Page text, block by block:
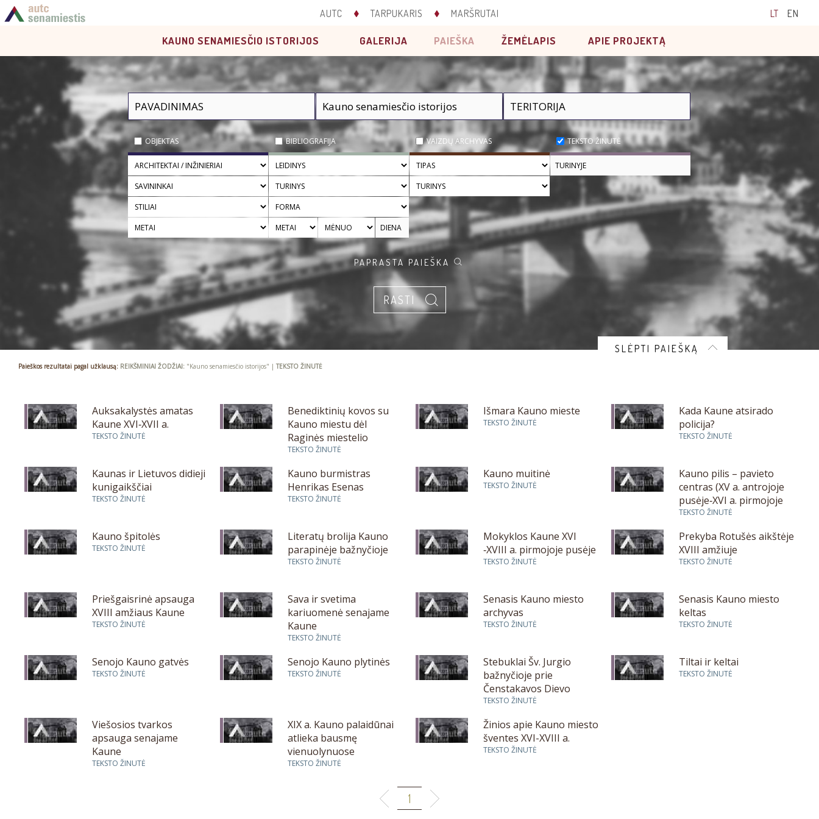
LT EN
AUTC TARPUKARIS MARŠRUTAI
KAUNO SENAMIESČIO ISTORIJOS GALERIJA PAIEŠKA ŽEMĖLAPIS APIE PROJEKTĄ
OBJEKTAS BIBLIOGRAFIJA VAIZDŲ ARCHYVAS TEKSTO ŽINUTĖ
PAPRASTA PAIEŠKA
SLĖPTI PAIEŠKĄ
Paieškos rezultatai pagal užklausą: REIKŠMINIAI ŽODŽIAI: "Kauno senamiesčio istorijos" | TEKSTO ŽINUTĖ
Auksakalystės amatas
Kaune XVI‑XVII a.
TEKSTO ŽINUTĖ
Benediktinių kovos su
Kauno miestu dėl
Raginės miestelio
TEKSTO ŽINUTĖ
Išmara Kauno mieste
TEKSTO ŽINUTĖ
Kada Kaune atsirado
policija?
TEKSTO ŽINUTĖ
Kaunas ir Lietuvos didieji
kunigaikščiai
TEKSTO ŽINUTĖ
Kauno burmistras
Henrikas Esenas
TEKSTO ŽINUTĖ
Kauno muitinė
TEKSTO ŽINUTĖ
Kauno pilis – pavieto
centras (XV a. antrojoje
pusėje‑XVI a. pirmojoje
pusėje)
TEKSTO ŽINUTĖ
Kauno špitolės
TEKSTO ŽINUTĖ
Literatų brolija Kauno
parapinėje bažnyčioje
TEKSTO ŽINUTĖ
Mokyklos Kaune XVI
‑XVIII a. pirmojoje pusėje
TEKSTO ŽINUTĖ
Prekyba Rotušės aikštėje
XVIII amžiuje
TEKSTO ŽINUTĖ
Priešgaisrinė apsauga
XVIII amžiaus Kaune
TEKSTO ŽINUTĖ
Sava ir svetima
kariuomenė senajame
Kaune
TEKSTO ŽINUTĖ
Senasis Kauno miesto
archyvas
TEKSTO ŽINUTĖ
Senasis Kauno miesto
keltas
TEKSTO ŽINUTĖ
Senojo Kauno gatvės
TEKSTO ŽINUTĖ
Senojo Kauno plytinės
TEKSTO ŽINUTĖ
Stebuklai Šv. Jurgio
bažnyčioje prie
Čenstakavos Dievo
Motinos paveikslo
TEKSTO ŽINUTĖ
Tiltai ir keltai
TEKSTO ŽINUTĖ
Viešosios tvarkos
apsauga senajame
Kaune
TEKSTO ŽINUTĖ
XIX a. Kauno palaidūnai
atlieka bausmę
vienuolynuose
TEKSTO ŽINUTĖ
Žinios apie Kauno miesto
šventes XVI-XVIII a.
TEKSTO ŽINUTĖ
1